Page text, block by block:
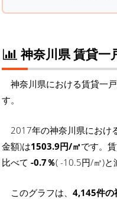
神奈川県 賃貸一
神奈川県における賃貸一
す。
2017年の神奈川県におけ
金額)は1503.9円/㎡です。
比べて -0.7％( -10.5円/㎡)と
このグラフは、 4,145件の